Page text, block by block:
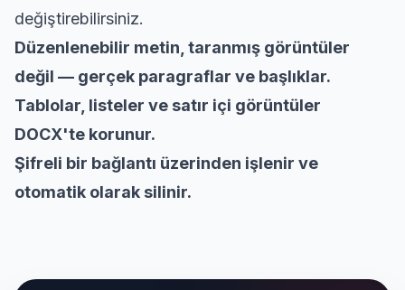
değiştirebilirsiniz.
Düzenlenebilir metin, taranmış görüntüler
değil — gerçek paragraflar ve başlıklar.
Tablolar, listeler ve satır içi görüntüler
DOCX'te korunur.
Şifreli bir bağlantı üzerinden işlenir ve
otomatik olarak silinir.